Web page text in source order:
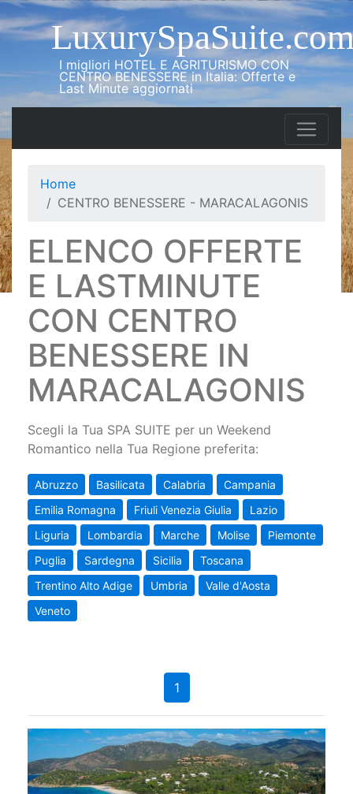
I migliori HOTEL E AGRITURISMO CON
CENTRO BENESSERE in Italia: Offerte e
Last Minute aggiornati
Home
CENTRO BENESSERE - MARACALAGONIS
ELENCO OFFERTE
E LASTMINUTE
CON CENTRO
BENESSERE IN
MARACALAGONIS
Scegli la Tua SPA SUITE per un Weekend
Romantico nella Tua Regione preferita:
Abruzzo Basilicata Calabria
Campania
Emilia Romagna
Friuli Venezia Giulia
Lazio
Liguria
Lombardia Marche Molise
Piemonte
Puglia
Sardegna Sicilia
Toscana
Trentino Alto Adige
Umbria
Valle d'Aosta
Veneto
1